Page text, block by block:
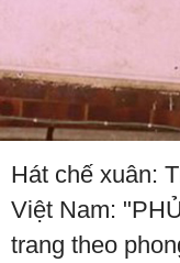
Hát chế xuân:
Việt Nam:
trang theo